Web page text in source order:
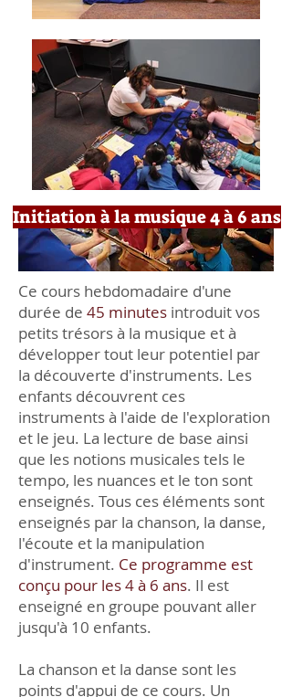
Initiation à la musique 4 à 6 ans
Ce cours hebdomadaire d'une
durée de 45 minutes introduit vos
petits trésors à la musique et à
développer tout leur potentiel par
la découverte d'instruments. Les
enfants découvrent ces
instruments à l'aide de l'exploration
et le jeu. La lecture de base ainsi
que les notions musicales tels le
tempo, les nuances et le ton sont
enseignés. Tous ces éléments sont
enseignés par la chanson, la danse,
l'écoute et la manipulation
d'instrument. Ce programme est
conçu pour les 4 à 6 ans. Il est
enseigné en groupe pouvant aller
jusqu'à 10 enfants.
La chanson et la danse sont les
points d'appui de ce cours. Un